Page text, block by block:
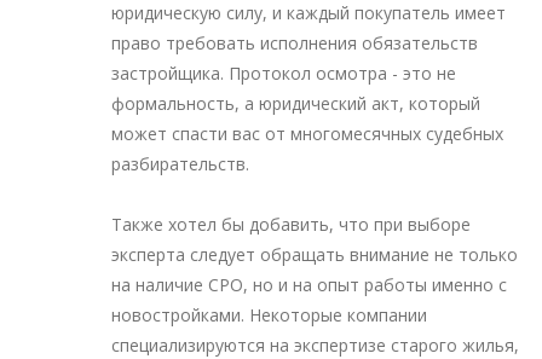
юридическую силу, и каждый покупатель имеет
право требовать исполнения обязательств
застройщика. Протокол осмотра - это не
формальность, а юридический акт, который
может спасти вас от многомесячных судебных
разбирательств.
Также хотел бы добавить, что при выборе
эксперта следует обращать внимание не только
на наличие СРО, но и на опыт работы именно с
новостройками. Некоторые компании
специализируются на экспертизе старого жилья,